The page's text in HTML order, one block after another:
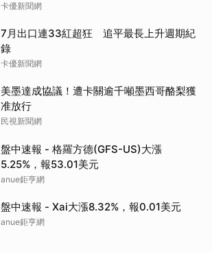
卡優新聞網
7月出口連33紅超狂 追平最長上升週期紀
錄
卡優新聞網
美墨達成協議！遭卡關逾千噸墨西哥酪梨獲
准放行
民視新聞網
盤中速報 - 格羅方德(GFS-US)大漲
5.25%，報53.01美元
anue鉅亨網
盤中速報 - Xai大漲8.32%，報0.01美元
anue鉅亨網